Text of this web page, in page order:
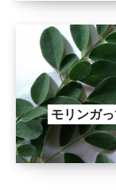
モリンガ